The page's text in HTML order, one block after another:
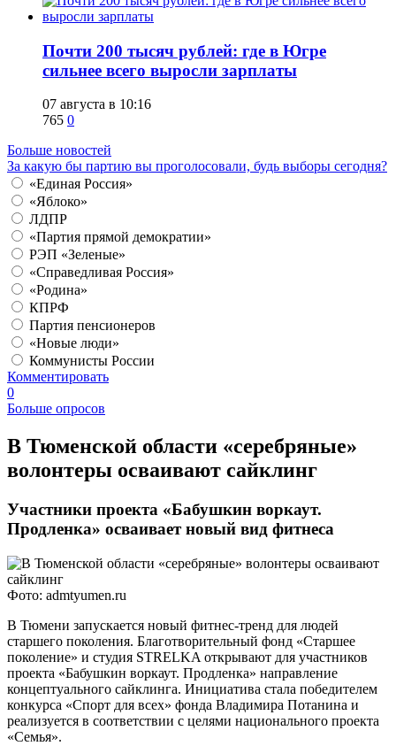
​Почти 200 тысяч рублей: где в Югре
сильнее всего выросли зарплаты
07 августа в 10:16
765 0
Больше новостей
За какую бы партию вы проголосовали, будь выборы сегодня?
«Единая Россия»
«Яблоко»
ЛДПР
«Партия прямой демократии»
РЭП «Зеленые»
«Справедливая Россия»
«Родина»
КПРФ
Партия пенсионеров
«Новые люди»
Коммунисты России
Комментировать
0
Больше опросов
​В Тюменской области «серебряные»
волонтеры осваивают сайклинг
Участники проекта «Бабушкин воркаут.
Продленка» осваивает новый вид фитнеса
Фото: admtyumen.ru
В Тюмени запускается новый фитнес-тренд для людей
старшего поколения. Благотворительный фонд «Старшее
поколение» и студия STRELKA открывают для участников
проекта «Бабушкин воркаут. Продленка» направление
концептуального сайклинга. Инициатива стала победителем
конкурса «Спорт для всех» фонда Владимира Потанина и
реализуется в соответствии с целями национального проекта
«Семья».